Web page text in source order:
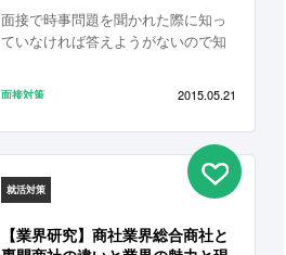
面接で時事問題を聞かれた際に知っ
ていなければ答えようがないので知
面接対策 2015.05.21
就活対策
【業界研究】商社業界総合商社と